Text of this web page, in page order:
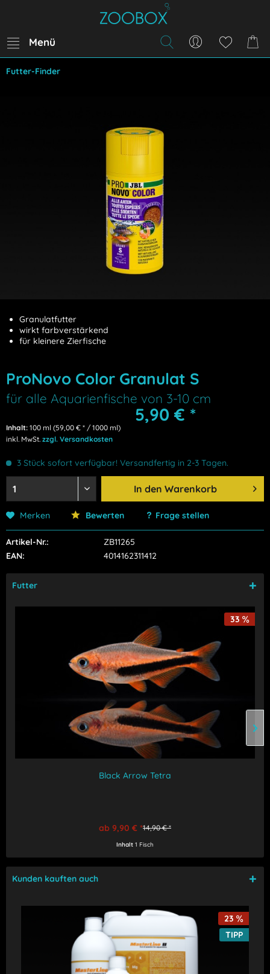
Menü
Futter-Finder
Granulatfutter
wirkt farbverstärkend
für kleinere Zierfische
ProNovo Color Granulat S
für alle Aquarienfische von 3-10 cm
5,90 € *
Inhalt: 100 ml (59,00 € * / 1000 ml)
inkl. MwSt. zzgl. Versandkosten
3 Stück sofort verfügbar! Versandfertig in 2-3 Tagen.
In den Warenkorb
Merken Bewerten Frage stellen
Artikel-Nr.:
ZB11265
EAN:
4014162311412
Futter
33
Black Arrow Tetra
ab 9,90 € *14,90 € *
Inhalt 1 Fisch
Kunden kauften auch
23
TIPP